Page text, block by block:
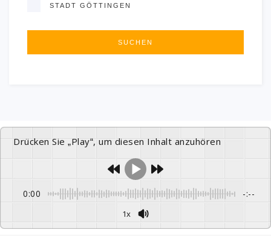
STADT GÖTTINGEN
Drücken Sie „Play“, um diesen Inhalt anzuhören
0:00 -:--
1x